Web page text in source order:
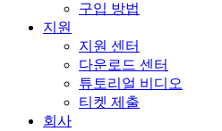
구입 방법
지원
지원 센터
다운로드 센터
튜토리얼 비디오
티켓 제출
회사